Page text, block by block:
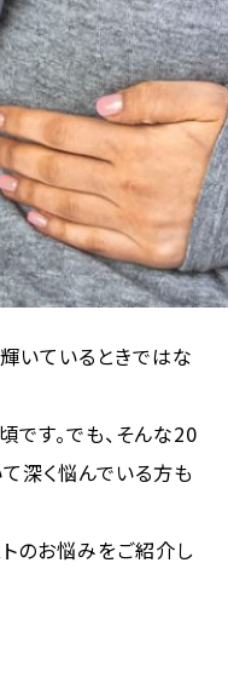
いているときではな
す。でも、そんな20
深く悩んでいる方も
のお悩みをご紹介し